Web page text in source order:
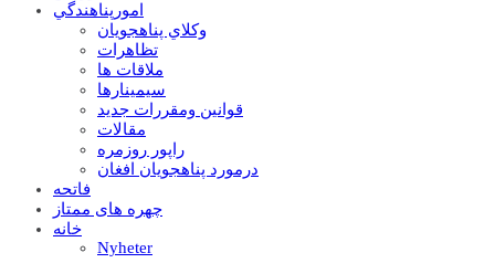
امورپناهندگي
وکلاي پناهجويان
تظاهرات
ملاقات ها
سيمينارها
قوانين ومقررات جديد
مقالات
راپور روزمره
درمورد پناهجويان افغان
فاتحه
چهره های ممتاز
خانه
Nyheter